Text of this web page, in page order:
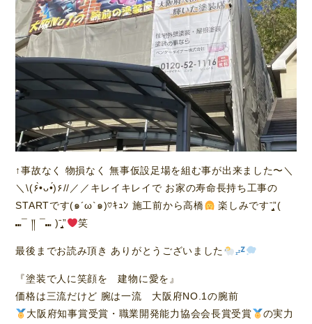
↑事故なく 物損なく 無事仮設足場を組む事が出来ました〜＼
＼\(۶•̀ᴗ•́)۶//／／キレイキレイで お家の寿命長持ち工事の
STARTです(๑´ω`๑)♡ｷｭﾝ 施工前から高橋
楽しみですˉ̡̠̭̭”(
⑉¯ །། ¯⑉ )ˉ̡̠̭̭”
笑
最後までお読み頂き ありがとうございました
『塗装で人に笑顔を 建物に愛を』
価格は三流だけど 腕は一流 大阪府NO.1の腕前
大阪府知事賞受賞・職業開発能力協会会長賞受賞
の実力